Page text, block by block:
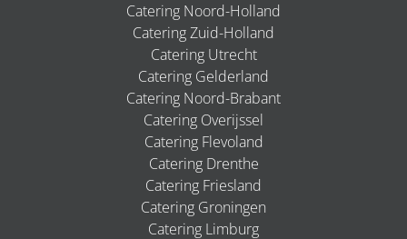
Catering Noord-Holland
Catering Zuid-Holland
Catering Utrecht
Catering Gelderland
Catering Noord-Brabant
Catering Overijssel
Catering Flevoland
Catering Drenthe
Catering Friesland
Catering Groningen
Catering Limburg